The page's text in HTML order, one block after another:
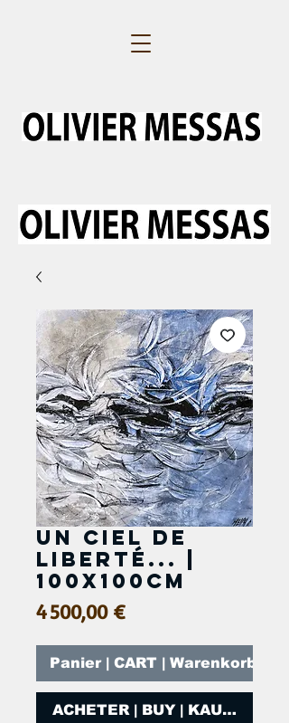
Un ciel de
liberté... |
100x100cm
4 500,00 €Prix
Panier | CART | Warenkorb
ACHETER | BUY | KAUFEN